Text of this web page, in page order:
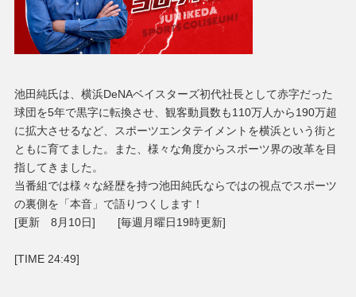
池田純氏は、横浜DeNAベイスターズ初代社長として赤字だった
球団を5年で黒字に転換させ、観客動員数も110万人から190万超
に拡大させるなど、スポーツエンタテイメントを横浜という街と
ともに育てました。また、様々な角度からスポーツ界の改革を目
指してきました。
当番組では様々な経歴を持つ池田純氏ならではの視点でスポーツ
の裏側を「本音」で語りつくします！
[更新 8月10日] [毎週月曜日19時更新]
[TIME 24:49]